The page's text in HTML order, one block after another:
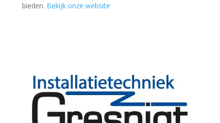
bieden. Bekijk onze website